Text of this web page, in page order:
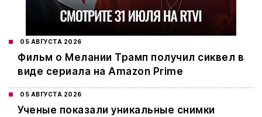
05 АВГУСТА 2026
Фильм о Мелании Трамп получил сиквел в
виде сериала на Amazon Prime
05 АВГУСТА 2026
Ученые показали уникальные снимки